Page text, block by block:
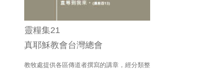
靈糧集21
真耶穌教會台灣總會
教牧處提供各區傳道者撰寫的講章，經分類整